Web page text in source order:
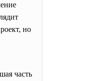
но
часть